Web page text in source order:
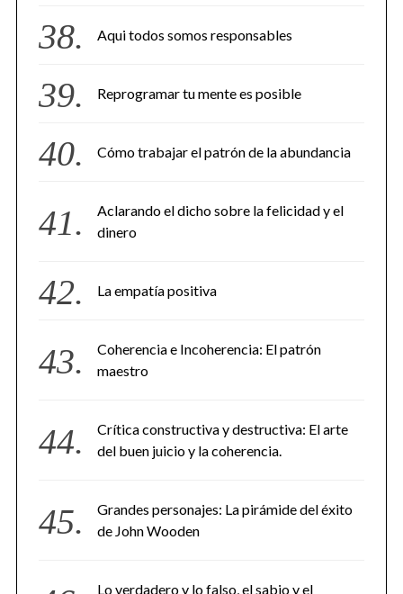
Aqui todos somos responsables
Reprogramar tu mente es posible
Cómo trabajar el patrón de la abundancia
Aclarando el dicho sobre la felicidad y el
dinero
La empatía positiva
Coherencia e Incoherencia: El patrón
maestro
Crítica constructiva y destructiva: El arte
del buen juicio y la coherencia.
Grandes personajes: La pirámide del éxito
de John Wooden
Lo verdadero y lo falso, el sabio y el